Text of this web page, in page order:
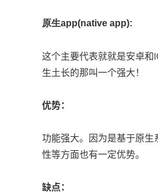
原生app(native app):
这个主要代表就就是安卓
生土长的那叫一个强大！
优势：
功能强大。因为是基于原
性等方面也有一定优势。
缺点：